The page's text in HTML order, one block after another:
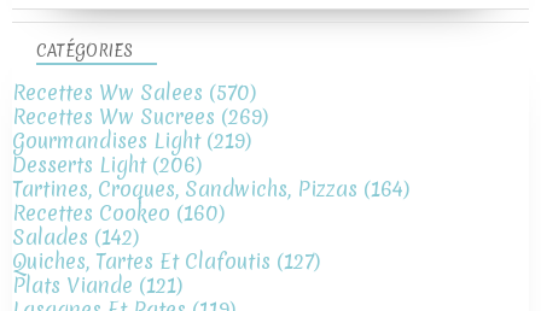
CATÉGORIES
Recettes Ww Salees (570)
Recettes Ww Sucrees (269)
Gourmandises Light(219)
Desserts Light(206)
Tartines, Croques, Sandwichs, Pizzas (164)
Recettes Cookeo (160)
Salades (142)
Quiches, Tartes Et Clafoutis (127)
Plats Viande (121)